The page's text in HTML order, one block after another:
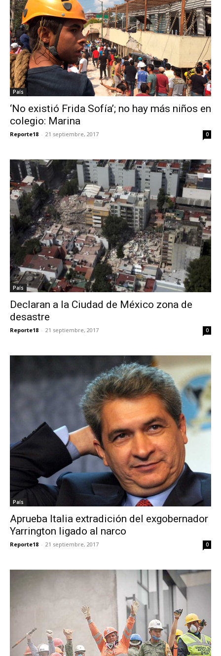
País
‘No existió Frida Sofía’; no hay más niños en
colegio: Marina
Reporte18 - 21 septiembre, 2017 0
País
Declaran a la Ciudad de México zona de
desastre
Reporte18 - 21 septiembre, 2017 0
País
Aprueba Italia extradición del exgobernador
Yarrington ligado al narco
Reporte18 - 21 septiembre, 2017 0